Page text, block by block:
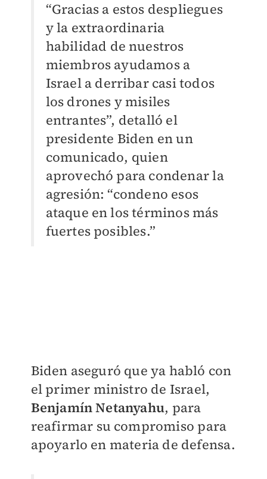
“Gracias a estos despliegues
y la extraordinaria
habilidad de nuestros
miembros ayudamos a
Israel a derribar casi todos
los drones y misiles
entrantes”, detalló el
presidente Biden en un
comunicado, quien
aprovechó para condenar la
agresión: “condeno esos
ataque en los términos más
fuertes posibles.”
Biden aseguró que ya habló con
el primer ministro de Israel,
Benjamín Netanyahu, para
reafirmar su compromiso para
apoyarlo en materia de defensa.